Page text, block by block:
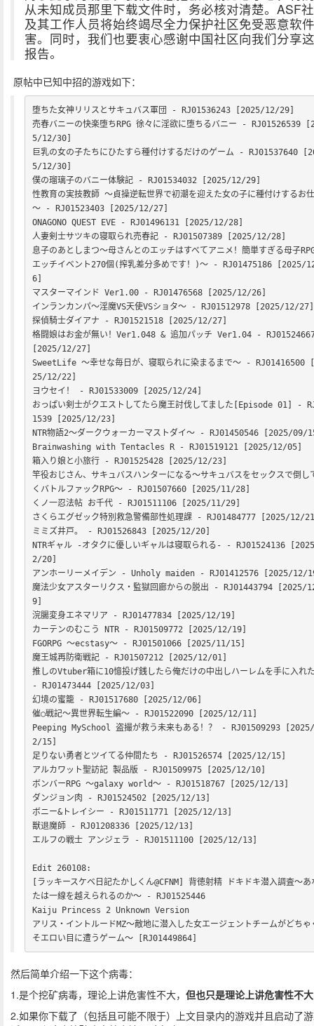
从未知成员那里下载文件时，务必核对清楚。ASF
及其工作人员将始终竭尽全力保护社区免受恶意软
害。同时，我们也要衷心感谢中国社区向我们分享
报告。
原帖中已知中招的游戏如下：
堕ちた女神リリスとサキュバス軍団 - RJ01536243 [2025/12/29]
売春バニーの快楽堕ちRPG 徐々に淫欲に堕ちるバニー - RJ01526539
5/12/30]
巨乳の女の子たちにひたすら種付けするだけのゲーム - RJ01537640
5/12/30]
僕の瑠璃子のバニー体験記 - RJ01534032 [2025/12/29]
性教育の実技教師 ～貞操逆転世界で初潮を迎えた女の子に種付けするお
～ - RJ01523403 [2025/12/27]
ONAGONO QUEST EVE - RJ01496131 [2025/12/28]
人妻剣士サツキの寝取られ売春記 - RJ01507389 [2025/12/28]
息子のあとしまつ～母さんとのエッチはすべてアニメ！簡単すぎる母子
エッチイベント270個(搾乳差分多めです！)～ - RJ01475186 [2025/
6]
マスターマインド Ver1.00 - RJ01476568 [2025/12/26]
インランカンパ～淫魔VS天使VSショタ～ - RJ01512978 [2025/12/27]
探偵騎士ダイアナ - RJ01521518 [2025/12/27]
格闘娘はお金が無い！Ver1.048 & 追加パッチ Ver1.04 -
[2025/12/27]
SweetLife 〜幸せな毎日が、寝取られに染まるまで〜 - RJ01416500
25/12/22]
ヨウセイ！ - RJ01533009 [2025/12/24]
おっぱい剣士がクエストしてたら魔王討伐してました[Episode 01] -
1539 [2025/12/23]
NTR物語2〜ダークウォーカーマストダイ〜 - RJ01450546 [2025/09/
Brainwashing with Tentacles R - RJ01519121 [2025/12/05]
箱入り娘と小旅行 - RJ01525428 [2025/12/23]
竿役おじさん、サキュバスハンターになる～サキュバスをセックスで倒し
くバトルファックRPG～ - RJ01507660 [2025/11/28]
くノ一忍法帖 お千代 - RJ01511106 [2025/11/29]
さくらエグゼック特別救急警備部性処理課 - RJ01484777 [2025/12/
ミミズ井戸。 - RJ01526843 [2025/12/20]
NTRギャル -オタクに優しいギャルは寝取られる- - RJ01524136
2/20]
アンホーリーメイデン - Unholy maiden - RJ01412576 [2025/12/
魔法少女アスターリクス・監獄回廊からの脱出 - RJ01443794 [2025/
9]
浣腸変身エネマリア - RJ01477834 [2025/12/19]
カーテンのむこう NTR - RJ01509772 [2025/12/19]
FGORPG ～ecstasy～ - RJ01501066 [2025/11/15]
魔王城再防衛戦記 - RJ01507212 [2025/12/01]
推しのVtuber箱に10憶投げ銭したら俺だけの中出しハーレムを手に入れ
- RJ01473444 [2025/12/03]
幻境の蜜籠 - RJ01517680 [2025/12/06]
催○戦記〜異世界転生編〜 - RJ01522090 [2025/12/11]
Peeping MySchool 盗撮が救う未来もある！？ - RJ01509293
2/15]
足りない勇者とツイてる仲間たち - RJ01526574 [2025/12/15]
アルカワット聖訪記 製品版 - RJ01509975 [2025/12/10]
ボンバーRPG ～galaxy world～ - RJ01518767 [2025/12/13]
ダンジョン肉 - RJ01524502 [2025/12/13]
ボニー&トレイシー - RJ01511771 [2025/12/13]
獣退魔師 - RJ01208336 [2025/12/13]
エルフの戦士 アンジェラ - RJ01511100 [2025/12/13]
Edit 260108:
[ラッキースケベ日記たかしくん@CFNM] 背徳射精 ドキドキ潜入調査〜あ
たは一線を越えられるのか〜 - RJ01525446
Kaiju Princess 2 Unknown Version
アリス・イントルードMZ～敵地に潜入した女エージェントチームがどちゃ
そエロい目に遭うゲーム～ [RJ01449864]
然后简单介绍一下这个病毒：
1.是个挖矿病毒，理论上讲危害性不大， 但也只是理论上讲危害性不大
2.如果你下载了（包括且可能不限于）上文目录内的游戏并且启动了